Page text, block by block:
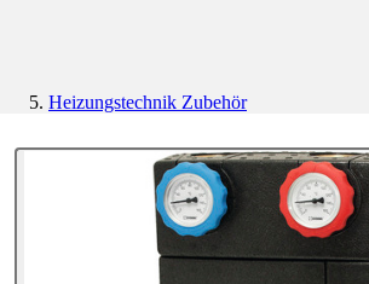
Heizungstechnik Zubehör